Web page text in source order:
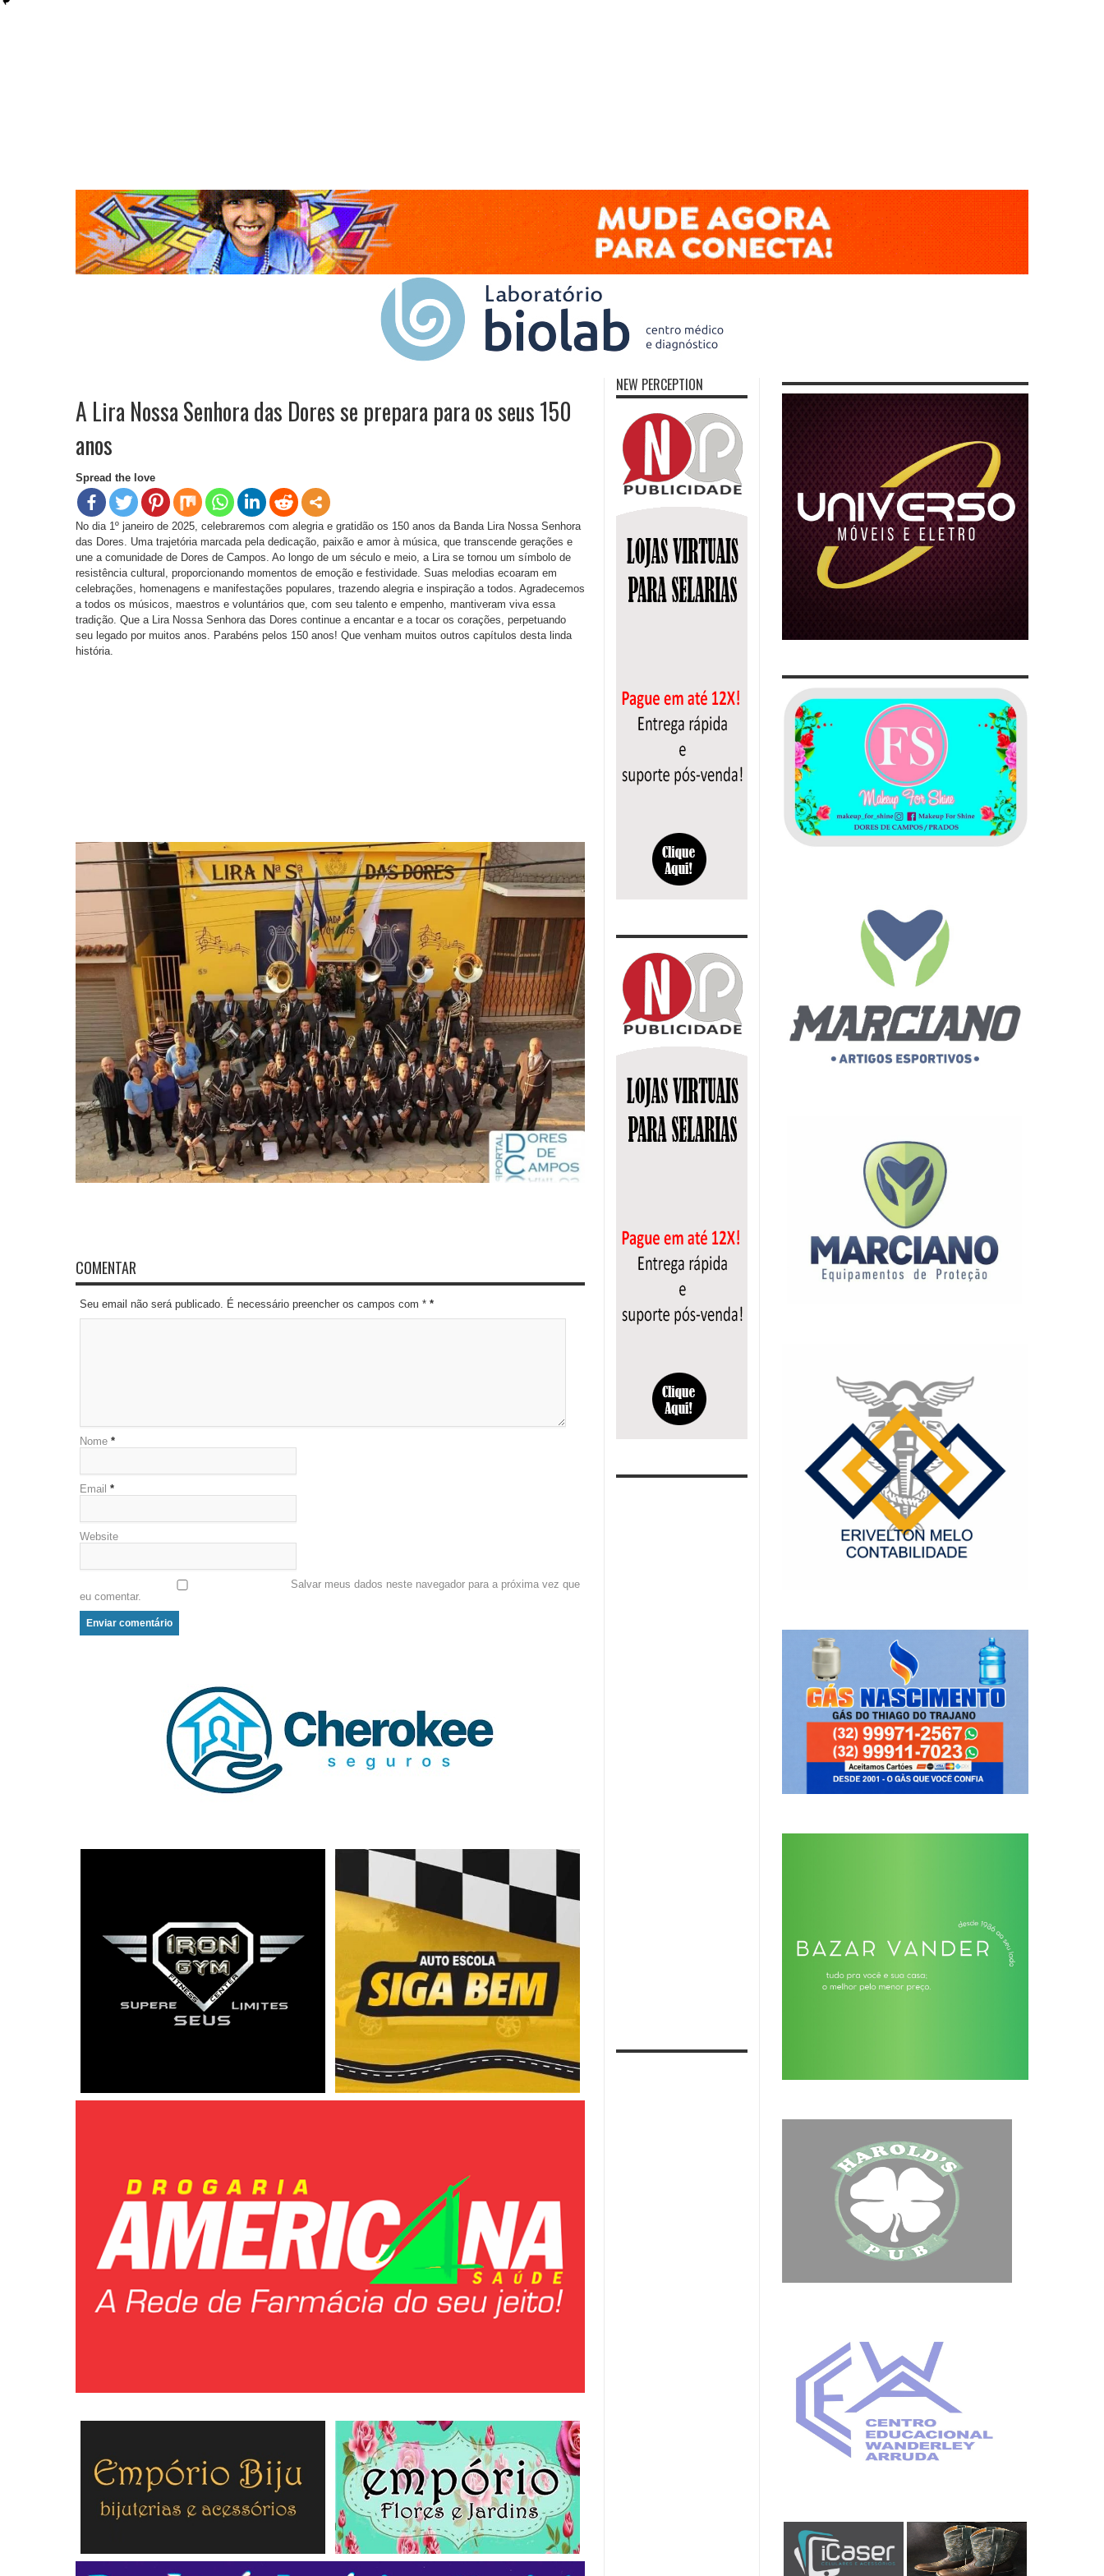
A Lira Nossa Senhora das Dores se prepara para os seus 150
anos
Spread the love
No dia 1º janeiro de 2025, celebraremos com alegria e gratidão os 150 anos da Banda Lira Nossa Senhora
das Dores. Uma trajetória marcada pela dedicação, paixão e amor à música, que transcende gerações e
une a comunidade de Dores de Campos. Ao longo de um século e meio, a Lira se tornou um símbolo de
resistência cultural, proporcionando momentos de emoção e festividade. Suas melodias ecoaram em
celebrações, homenagens e manifestações populares, trazendo alegria e inspiração a todos. Agradecemos
a todos os músicos, maestros e voluntários que, com seu talento e empenho, mantiveram viva essa
tradição. Que a Lira Nossa Senhora das Dores continue a encantar e a tocar os corações, perpetuando
seu legado por muitos anos. Parabéns pelos 150 anos! Que venham muitos outros capítulos desta linda
história.
COMENTAR
Seu email não será publicado. É necessário preencher os campos com * *
Nome *
Email *
Website
Salvar meus dados neste navegador para a próxima vez que
eu comentar.
NEW PERCEPTION